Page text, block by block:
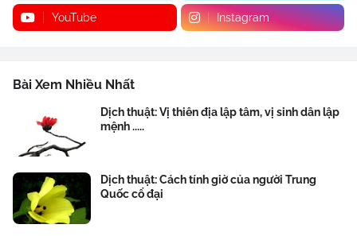
YouTube Instagram
Bài Xem Nhiều Nhất
Dịch thuật: Vị thiên địa lập tâm, vị sinh dân lập
mệnh .....
Dịch thuật: Cách tính giờ của người Trung
Quốc cổ đại